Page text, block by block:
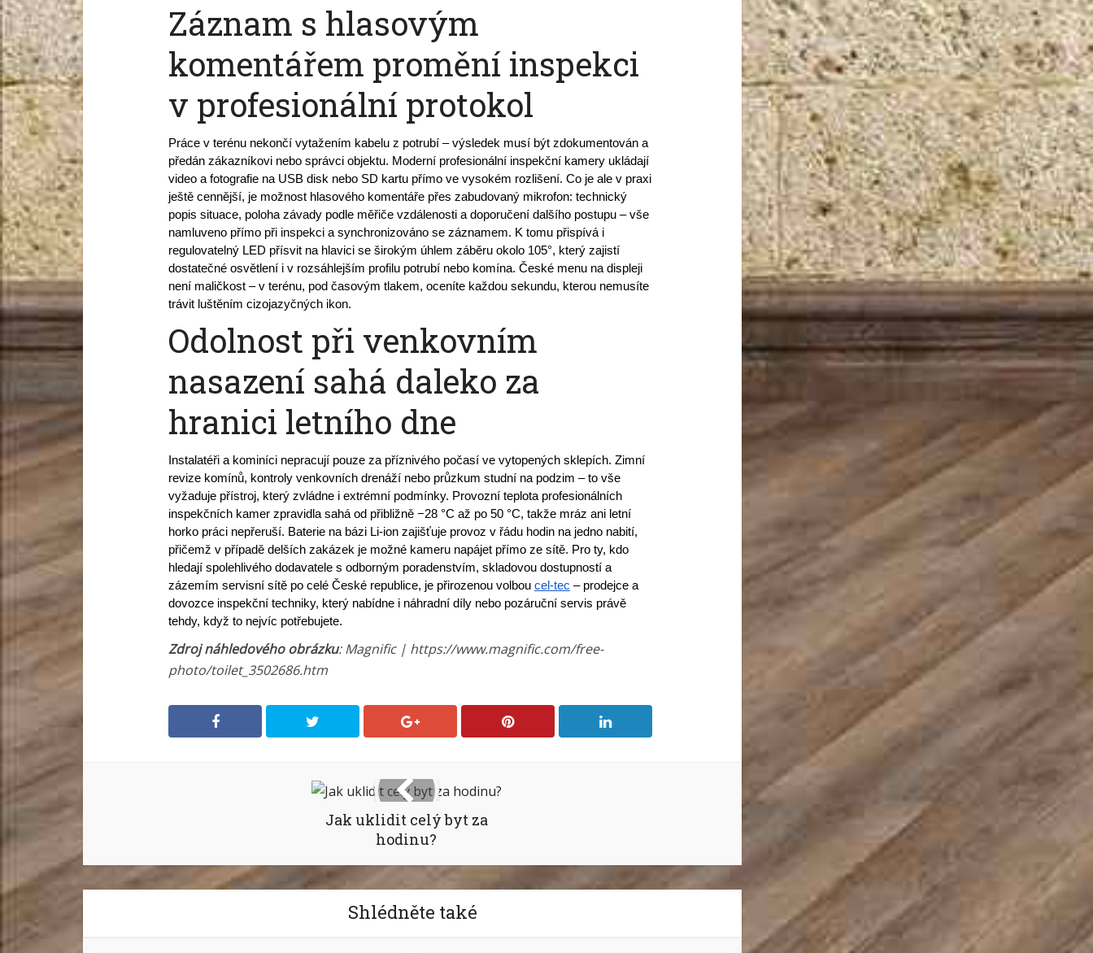
Záznam s hlasovým
komentářem promění inspekci
v profesionální protokol
Práce v terénu nekončí vytažením kabelu z potrubí – výsledek musí být zdokumentován a
předán zákazníkovi nebo správci objektu. Moderní profesionální inspekční kamery ukládají
video a fotografie na USB disk nebo SD kartu přímo ve vysokém rozlišení. Co je ale v praxi
ještě cennější, je možnost hlasového komentáře přes zabudovaný mikrofon: technický
popis situace, poloha závady podle měřiče vzdálenosti a doporučení dalšího postupu – vše
namluveno přímo při inspekci a synchronizováno se záznamem. K tomu přispívá i
regulovatelný LED přísvit na hlavici se širokým úhlem záběru okolo 105°, který zajistí
dostatečné osvětlení i v rozsáhlejším profilu potrubí nebo komína. České menu na displeji
není maličkost – v terénu, pod časovým tlakem, oceníte každou sekundu, kterou nemusíte
trávit luštěním cizojazyčných ikon.
Odolnost při venkovním
nasazení sahá daleko za
hranici letního dne
Instalatéři a kominíci nepracují pouze za příznivého počasí ve vytopených sklepích. Zimní
revize komínů, kontroly venkovních drenáží nebo průzkum studní na podzim – to vše
vyžaduje přístroj, který zvládne i extrémní podmínky. Provozní teplota profesionálních
inspekčních kamer zpravidla sahá od přibližně −28 °C až po 50 °C, takže mráz ani letní
horko práci nepřeruší. Baterie na bázi Li-ion zajišťuje provoz v řádu hodin na jedno nabití,
přičemž v případě delších zakázek je možné kameru napájet přímo ze sítě. Pro ty, kdo
hledají spolehlivého dodavatele s odborným poradenstvím, skladovou dostupností a
zázemím servisní sítě po celé České republice, je přirozenou volbou cel-tec – prodejce a
dovozce inspekční techniky, který nabídne i náhradní díly nebo pozáruční servis právě
tehdy, když to nejvíc potřebujete.
Zdroj náhledového obrázku: Magnific | https://www.magnific.com/free-
photo/toilet_3502686.htm
Jak uklidit celý byt za
hodinu?
Shlédněte také